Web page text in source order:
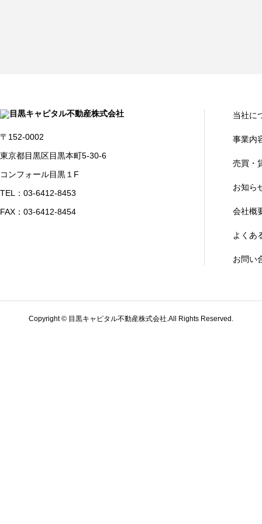
〒152-0002
東京都目黒区目黒本町5-30-6
コンフォール目黒１F
TEL：03-6412-8453
FAX：03-6412-8454
当社に
事業内
売買・
お知ら
会社概
よくあ
お問い
Copyright © 目黒キャピタル不動産株式会社.All Rights Reserved.